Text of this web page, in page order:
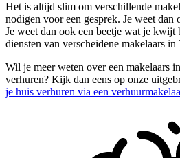
Het is altijd slim om verschillende
nodigen voor een gesprek. Je weet
Je weet dan ook een beetje wat je kwijt
diensten van verscheidene makelaars
Wil je meer weten over een makelaars
verhuren? Kijk dan eens op onze
je huis verhuren via een